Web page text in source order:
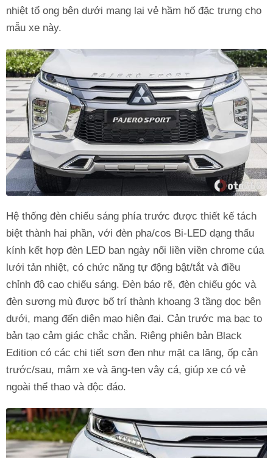
nhiệt tổ ong bên dưới mang lại vẻ hầm hố đặc trưng cho
mẫu xe này.
Hệ thống đèn chiếu sáng phía trước được thiết kế tách
biệt thành hai phần, với đèn pha/cos Bi-LED dạng thấu
kính kết hợp đèn LED ban ngày nối liền viền chrome của
lưới tản nhiệt, có chức năng tự động bật/tắt và điều
chỉnh độ cao chiếu sáng. Đèn báo rẽ, đèn chiếu góc và
đèn sương mù được bố trí thành khoang 3 tầng dọc bên
dưới, mang đến diện mạo hiện đại. Cản trước mạ bạc to
bản tạo cảm giác chắc chắn. Riêng phiên bản Black
Edition có các chi tiết sơn đen như mặt ca lăng, ốp cản
trước/sau, mâm xe và ăng-ten vây cá, giúp xe có vẻ
ngoài thể thao và độc đáo.